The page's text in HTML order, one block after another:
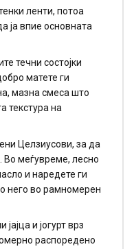
ленти, потоа
ја впие основната
течни состојки
матете ги
мазна смеса што
текстура на
Целзиусови, за да
Во меѓувреме, лесно
и наредете ги
него во рамномерен
и јогурт врз
распоредено